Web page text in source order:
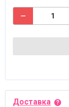
Доставка